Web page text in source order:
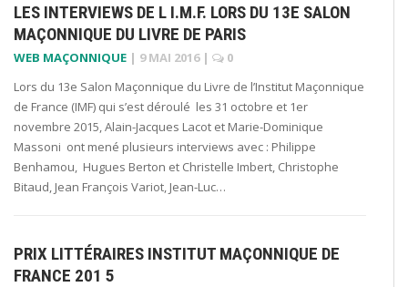
LES INTERVIEWS DE L I.M.F. LORS DU 13E SALON
MAÇONNIQUE DU LIVRE DE PARIS
WEB MAÇONNIQUE | 9 MAI 2016 |
0
Lors du 13e Salon Maçonnique du Livre de l’Institut Maçonnique
de France (IMF) qui s’est déroulé les 31 octobre et 1er
novembre 2015, Alain-Jacques Lacot et Marie-Dominique
Massoni ont mené plusieurs interviews avec : Philippe
Benhamou, Hugues Berton et Christelle Imbert, Christophe
Bitaud, Jean François Variot, Jean-Luc…
PRIX LITTÉRAIRES INSTITUT MAÇONNIQUE DE
FRANCE 201 5